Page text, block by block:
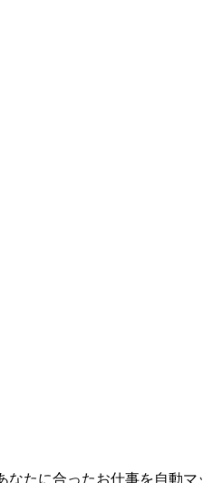
たに合ったお仕事を自動マ